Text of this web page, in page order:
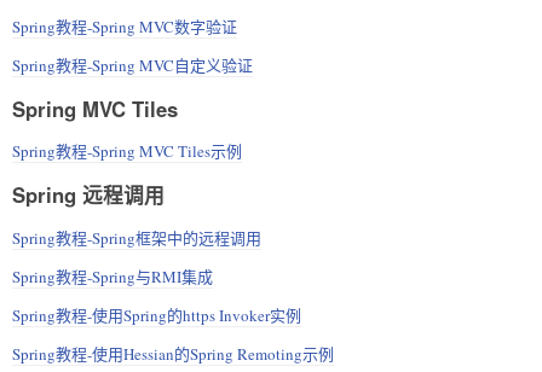
Spring教程-Spring MVC数字验证
Spring教程-Spring MVC自定义验证
Spring MVC Tiles
Spring教程-Spring MVC Tiles示例
Spring 远程调用
Spring教程-Spring框架中的远程调用
Spring教程-Spring与RMI集成
Spring教程-使用Spring的https Invoker实例
Spring教程-使用Hessian的Spring Remoting示例